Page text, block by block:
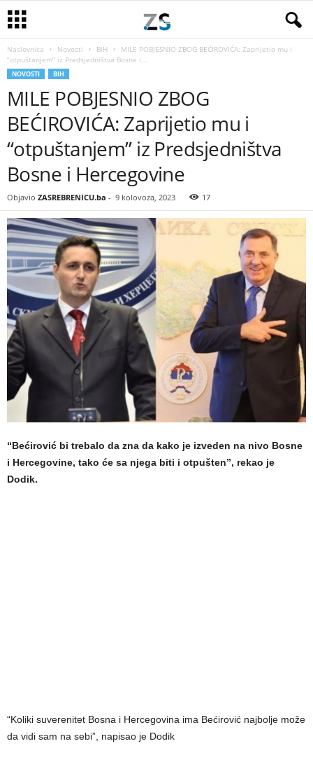
Naslovnica Novosti BiH
MILE POBJESNIO ZBOG BEĆIROVIĆA: Zaprijetio mu i
“otpuštanjem” iz Predsjedništva Bosne i...
NOVOSTI BIH
MILE POBJESNIO ZBOG
BEĆIROVIĆA: Zaprijetio mu i
“otpuštanjem” iz Predsjedništva
Bosne i Hercegovine
Objavio ZASREBRENICU.ba - 9 kolovoza, 2023 17
“Bećirović bi trebalo da zna da kako je izveden na nivo Bosne
i Hercegovine, tako će sa njega biti i otpušten”, rekao je
Dodik.
“Koliki suverenitet Bosna i Hercegovina ima Bećirović najbolje može
da vidi sam na sebi”, napisao je Dodik